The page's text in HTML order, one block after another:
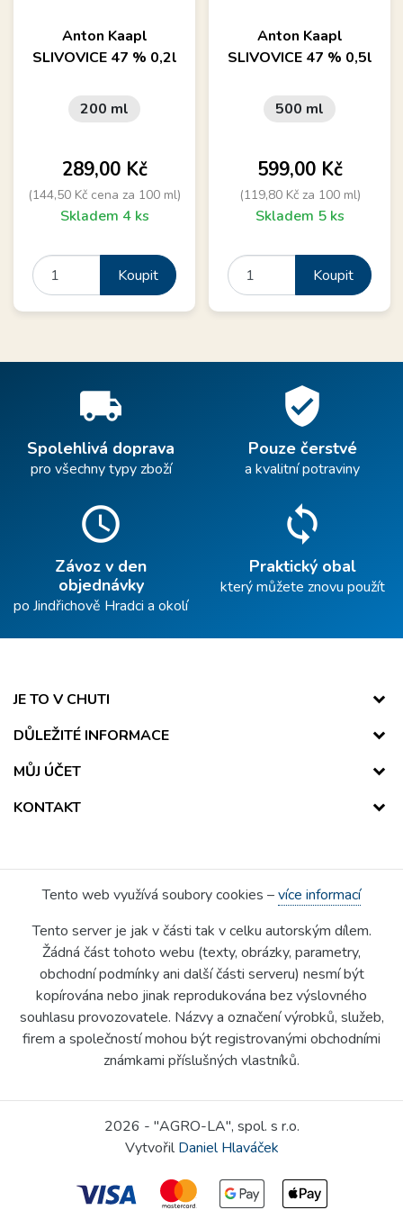
Anton Kaapl
SLIVOVICE 47 % 0,2l
200 ml
Cena
289,00 Kč
(144,50 Kč cena za 100 ml)
Skladem 4 ks
Koupit
Anton Kaapl
SLIVOVICE 47 % 0,5l
500 ml
Cena
599,00 Kč
(119,80 Kč za 100 ml)
Skladem 5 ks
Koupit
local_shipping
Spolehlivá doprava
pro všechny typy zboží
verified_user
Pouze čerstvé
a kvalitní potraviny
schedule
Závoz v den
objednávky
po Jindřichově Hradci a okolí
sync
Praktický obal
který můžete znovu použít
JE TO V CHUTI
DŮLEŽITÉ INFORMACE
MŮJ ÚČET
KONTAKT
Tento web využívá soubory cookies –více informací
Tento server je jak v části tak v celku autorským dílem.
Žádná část tohoto webu (texty, obrázky, parametry,
obchodní podmínky ani další části serveru) nesmí být
kopírována nebo jinak reprodukována bez výslovného
souhlasu provozovatele. Názvy a označení výrobků, služeb,
firem a společností mohou být registrovanými obchodními
známkami příslušných vlastníků.
2026 - "AGRO-LA", spol. s r.o.
VytvořilDaniel Hlaváček